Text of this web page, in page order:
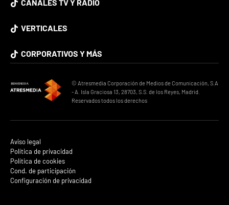
CANALES TV Y RADIO
VERTICALES
CORPORATIVOS Y MÁS
© Atresmedia Corporación de Medios de Comunicación, S.A
- A. Isla Graciosa 13, 28703, S.S. de los Reyes, Madrid.
Reservados todos los derechos
Aviso legal
Política de privacidad
Política de cookies
Cond. de participación
Configuración de privacidad